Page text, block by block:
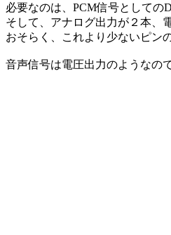
必要なのは、PCM信号としての
そして、アナログ出力が２本、
おそらく、これより少ないピン
音声信号は電圧出力のようなの